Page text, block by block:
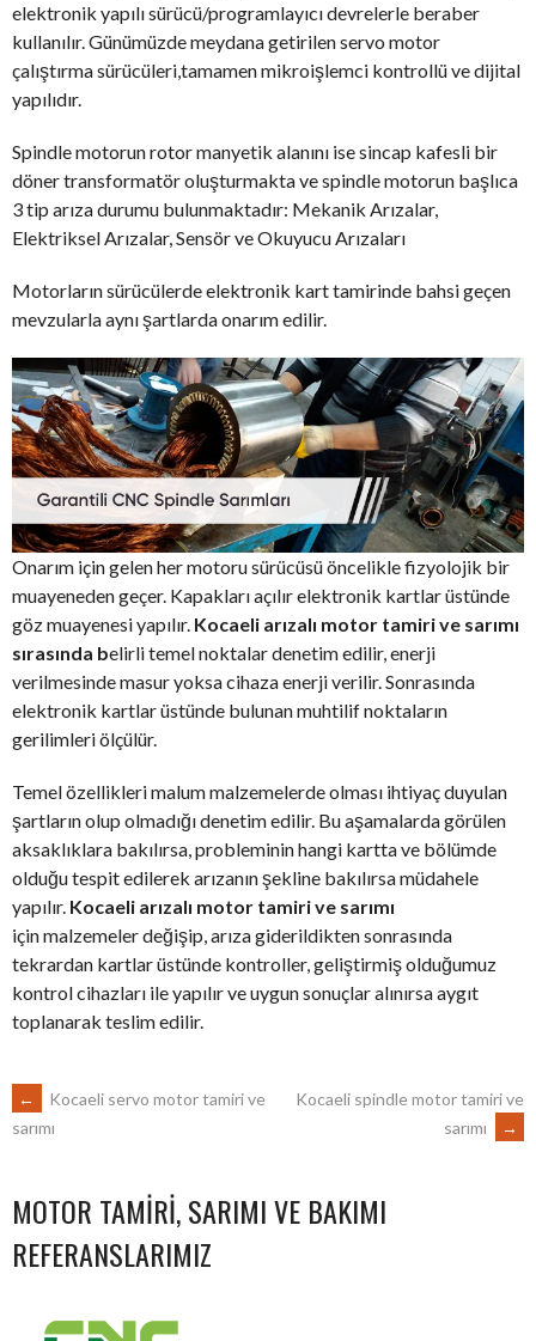
elektronik yapılı sürücü/programlayıcı devrelerle beraber
kullanılır. Günümüzde meydana getirilen servo motor
çalıştırma sürücüleri,tamamen mikroişlemci kontrollü ve dijital
yapılıdır.
Spindle motorun rotor manyetik alanını ise sincap kafesli bir
döner transformatör oluşturmakta ve spindle motorun başlıca
3 tip arıza durumu bulunmaktadır: Mekanik Arızalar,
Elektriksel Arızalar, Sensör ve Okuyucu Arızaları
Motorların sürücülerde elektronik kart tamirinde bahsi geçen
mevzularla aynı şartlarda onarım edilir.
Onarım için gelen her motoru sürücüsü öncelikle fizyolojik bir
muayeneden geçer. Kapakları açılır elektronik kartlar üstünde
göz muayenesi yapılır. Kocaeli arızalı motor tamiri ve sarımı
sırasında belirli temel noktalar denetim edilir, enerji
verilmesinde masur yoksa cihaza enerji verilir. Sonrasında
elektronik kartlar üstünde bulunan muhtilif noktaların
gerilimleri ölçülür.
Temel özellikleri malum malzemelerde olması ihtiyaç duyulan
şartların olup olmadığı denetim edilir. Bu aşamalarda görülen
aksaklıklara bakılırsa, probleminin hangi kartta ve bölümde
olduğu tespit edilerek arızanın şekline bakılırsa müdahele
yapılır. Kocaeli arızalı motor tamiri ve sarımı
için malzemeler değişip, arıza giderildikten sonrasında
tekrardan kartlar üstünde kontroller, geliştirmiş olduğumuz
kontrol cihazları ile yapılır ve uygun sonuçlar alınırsa aygıt
toplanarak teslim edilir.
POST
NAVIGATION
←
Kocaeli servo motor tamiri ve
sarımı
Kocaeli spindle motor tamiri ve
sarımı
→
MOTOR TAMIRI, SARIMI VE BAKIMI
REFERANSLARIMIZ